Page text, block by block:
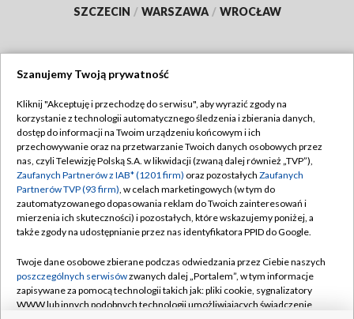
SZCZECIN / WARSZAWA / WROCŁAW
TVP
Abonament TVP
Emisja w TVP
Centrum informacji TVP
Naziemna Telewizja Cyfrowa
Rada Programowa
System NOS
Regulamin TVP
Polityka prywatności
Moje zgody
Pomoc
Kontakt
Szanujemy Twoją prywatność
Kliknij "Akceptuję i przechodzę do serwisu", aby wyrazić zgody na
korzystanie z technologii automatycznego śledzenia i zbierania danych,
dostęp do informacji na Twoim urządzeniu końcowym i ich
przechowywanie oraz na przetwarzanie Twoich danych osobowych przez
nas, czyli Telewizję Polską S.A. w likwidacji (zwaną dalej również „TVP”),
Zaufanych Partnerów z IAB* (1201 firm) oraz pozostałych Zaufanych
Partnerów TVP (93 firm), w celach marketingowych (w tym do
zautomatyzowanego dopasowania reklam do Twoich zainteresowań i
mierzenia ich skuteczności) i pozostałych, które wskazujemy poniżej, a
także zgody na udostępnianie przez nas identyfikatora PPID do Google.
Twoje dane osobowe zbierane podczas odwiedzania przez Ciebie naszych
poszczególnych serwisówzwanych dalej „Portalem”, w tym informacje
zapisywane za pomocą technologii takich jak: pliki cookie, sygnalizatory
WWW lub innych podobnych technologii umożliwiających świadczenie